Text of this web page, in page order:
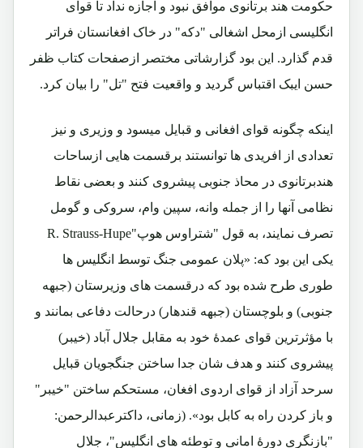
حکومت هند برتانوی موافق نبود و اجازه نداد تا قوای
انگلیسی ازمحل اشغالی "دکه" در خاک افغانستان فراتر
قدم گذارد. این بود گزارشاتی مختصر ازصفحات کتاب ظفر
حسن ایبک اقتباس گردید و واقعیت فتح "تل" را بیان کرد.
اینکه چگونه قوای افغانی و قبایل میسود و وزیری و نیز
تعدادی از افریدی ها توانستند برقسمت هایی ازساحات
هندبرتانوی در محاذ جنوبی پیشروی کنند و بعضی نقاط
نظامی آنها را از جمله وانه، سپین وام، سروکی و گومل
تصرف نمایند، به قول "شتراوس هوپ"R. Strauss-Hupe
یکی این بود که: «پلان عمومی جنگ توسط انگلیس ها
طوری طرح شده بود که درقسمت های وزیرستان (جبهه
جنوبی) و بلوچستان (جبهه قندهار) درحالت دفاعی بمانند و
با مؤثرترین قوای عمدۀ خود به مقابل جلال آباد (خیبر)
پیشروی کنند و هدف شان جدا ساختن جنگجویان قبایل
سرحد آزاد از قوای اردوی افغان، مستحکم ساختن "خیبر"
و باز کردن راه به کابل بود». (زمانی، داکترعبدالرحمن:
"بازنگری دورۀ امانی و توطئه های انگلیس"، جلال